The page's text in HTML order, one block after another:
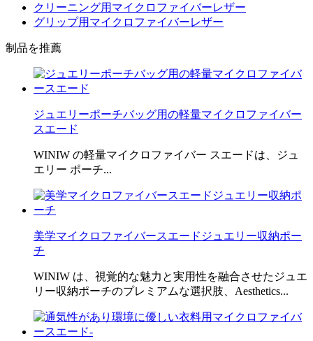
クリーニング用マイクロファイバーレザー
グリップ用マイクロファイバーレザー
制品を推薦
ジュエリーポーチバッグ用の軽量マイクロファイバー
スエード
WINIW の軽量マイクロファイバー スエードは、ジュ
エリー ポーチ...
美学マイクロファイバースエードジュエリー収納ポー
チ
WINIW は、視覚的な魅力と実用性を融合させたジュエ
リー収納ポーチのプレミアムな選択肢、Aesthetics...